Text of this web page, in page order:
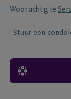
Woonachtig te
Stuur een